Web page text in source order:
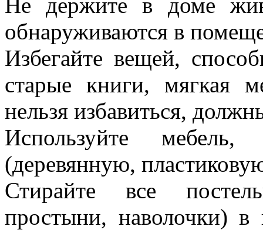
Не держите в доме
обнаруживаются в
Избегайте вещей,
старые книги, мягкая
нельзя избавиться,
Используйте
(деревянную,
Стирайте все
простыни, наволочки)